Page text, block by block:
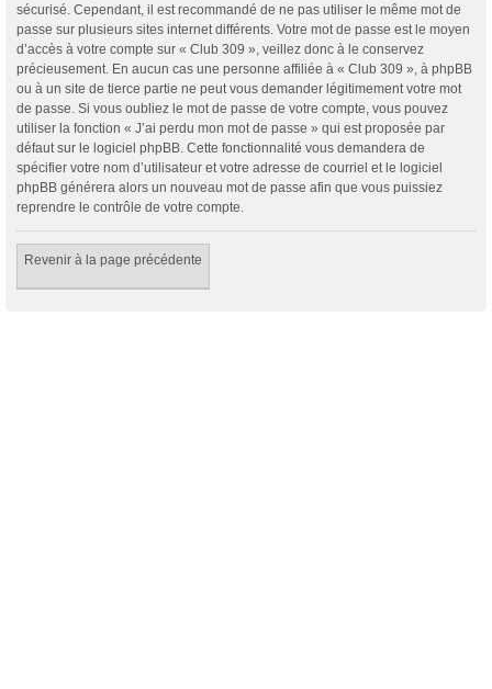
sécurisé. Cependant, il est recommandé de ne pas utiliser le même mot de
passe sur plusieurs sites internet différents. Votre mot de passe est le moyen
d’accès à votre compte sur « Club 309 », veillez donc à le conservez
précieusement. En aucun cas une personne affiliée à « Club 309 », à phpBB
ou à un site de tierce partie ne peut vous demander légitimement votre mot
de passe. Si vous oubliez le mot de passe de votre compte, vous pouvez
utiliser la fonction « J’ai perdu mon mot de passe » qui est proposée par
défaut sur le logiciel phpBB. Cette fonctionnalité vous demandera de
spécifier votre nom d’utilisateur et votre adresse de courriel et le logiciel
phpBB générera alors un nouveau mot de passe afin que vous puissiez
reprendre le contrôle de votre compte.
Revenir à la page précédente